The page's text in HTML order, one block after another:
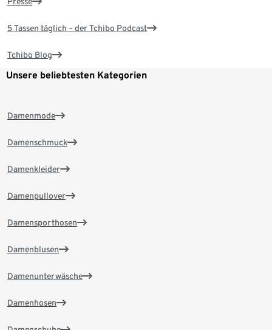
5 Tassen täglich – der Tchibo Podcast
Tchibo Blog
Unsere beliebtesten Kategorien
Damenmode
Damenschmuck
Damenkleider
Damenpullover
Damensporthosen
Damenblusen
Damenunterwäsche
Damenhosen